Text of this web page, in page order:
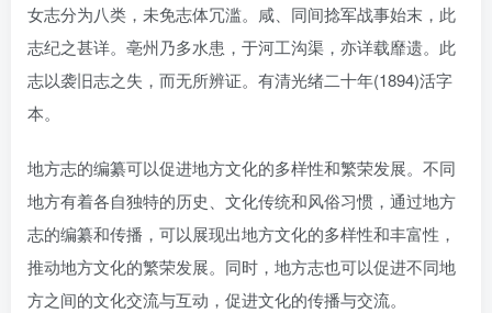
女志分为八类，未免志体冗滥。咸、同间捻军战事始末，此
志纪之甚详。亳州乃多水患，于河工沟渠，亦详载靡遗。此
志以袭旧志之失，而无所辨证。有清光绪二十年(1894)活字
本。
地方志的编纂可以促进地方文化的多样性和繁荣发展。不同
地方有着各自独特的历史、文化传统和风俗习惯，通过地方
志的编纂和传播，可以展现出地方文化的多样性和丰富性，
推动地方文化的繁荣发展。同时，地方志也可以促进不同地
方之间的文化交流与互动，促进文化的传播与交流。